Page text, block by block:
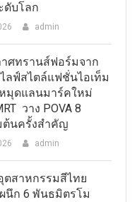
ดับโลก
admin
าศทรานส์ฟอร์มจาก
ลฟ์สไตล์แฟชั่นไอเท็ม
มุดแลนมาร์คใหม่
วาง POVA 8
ต้นครั้งสำคัญ
admin
ตสาหกรรมสีไทย
นึก 6 พันธมิตรโม